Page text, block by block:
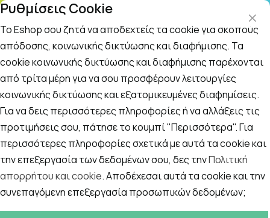
ΤΗΛΕΦΩΝΙΚΟ ΚΕΝΤΡΟ: Δευτ.-Παρασκευή 09:00-14:00 και Σάββατο
09:00-14:00
Αναζήτηση
Αρχική / ΕΠΟΧΙΑΚΑ / Κρυολόγημα / Συμπληρώματα
Συμπληρώματα Ενίσχυσης
Ανοσοποιητικού
Ταξινόμηση Προβολή
Σελίδες:
1 2 3
Ρυθμίσεις Cookie
Το Eshop σου ζητά να αποδεχτείς τα cookie για σκοπούς
απόδοσης, κοινωνικής δικτύωσης και διαφήμισης. Τα
cookie κοινωνικής δικτύωσης και διαφήμισης παρέχονται
από τρίτα μέρη για να σου προσφέρουν λειτουργίες
κοινωνικής δικτύωσης και εξατομικευμένες διαφημίσεις.
Για να δεις περισσότερες πληροφορίες ή να αλλάξεις τις
προτιμήσεις σου, πάτησε το κουμπί "Περισσότερα". Για
περισσότερες πληροφορίες σχετικά με αυτά τα cookie και
την επεξεργασία των δεδομένων σου, δες τηνΠολιτική
απορρήτου και cookie. Αποδέχεσαι αυτά τα cookie και την
συνεπαγόμενη επεξεργασία προσωπικών δεδομένων;